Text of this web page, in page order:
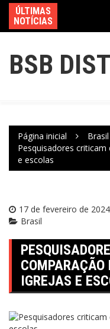
ÚLTIMAS
NOTÍCIAS
BSB
Página inicial
Brasil
Pesquisadores
e escolas
17 de fevereiro de 2024
Brasil
COMPARAÇÃO
IGREJAS E